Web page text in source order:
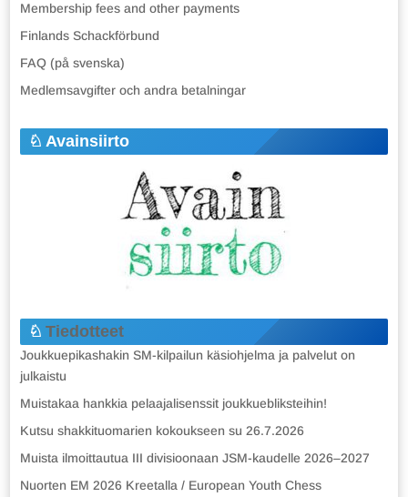
Membership fees and other payments
Finlands Schackförbund
FAQ (på svenska)
Medlemsavgifter och andra betalningar
Avainsiirto
Tiedotteet
Joukkuepikashakin SM-kilpailun käsiohjelma ja palvelut on
julkaistu
Muistakaa hankkia pelaajalisenssit joukkuebliksteihin!
Kutsu shakkituomarien kokoukseen su 26.7.2026
Muista ilmoittautua III divisioonaan JSM-kaudelle 2026–2027
Nuorten EM 2026 Kreetalla / European Youth Chess